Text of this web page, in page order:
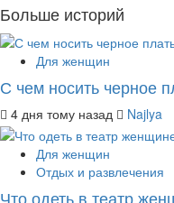
Больше историй
Для женщин
С чем носить черное
4 дня тому назад Najlya
Для женщин
Отдых и развлечения
Что одеть в театр